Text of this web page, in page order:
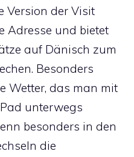
Version der Visit
Adresse und bietet
auf Dänisch zum
Besonders
Wetter, das man mit
unterwegs
besonders in den
die